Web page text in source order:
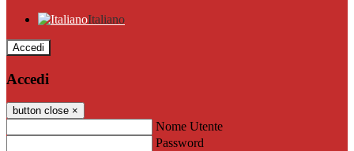
Italiano
Accedi
Accedi
button close ×
Nome Utente
Password